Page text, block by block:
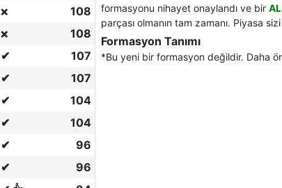
❌
108
❌
108
✔
107
✔
107
✔
104
✔
104
✔
96
✔
96
formasyonu nihayet onaylandı ve bir AL
parçası olmanın tam zamanı. Piyasa
Formasyon Tanımı
*Bu yeni bir formasyon değildir. Daha